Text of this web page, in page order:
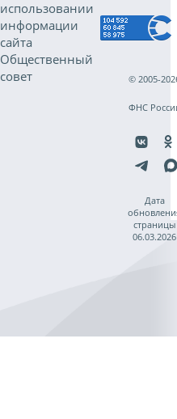
использовании
информации
сайта
Общественный
совет
© 2005-
ФНС
Дата
страницы
06.03.2026